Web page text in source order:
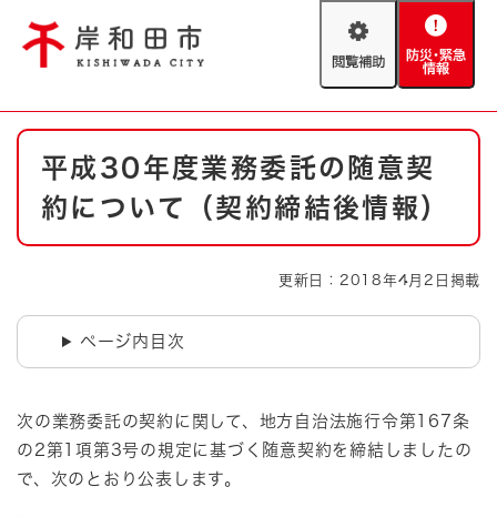
閲
助
防
緊
情
報
やさしい日本語
防災・緊急情報 救急・消防
ハザードマップ AED設置箇所
本
平成30年度業務委託の随意契
約について（契約締結後情報）
更新日：2018年4月2日掲載
ページ内目次
次の業務委託の契約に関して、地方自治法施行令第167条
の2第1項第3号の規定に基づく随意契約を締結しましたの
で、次のとおり公表します。